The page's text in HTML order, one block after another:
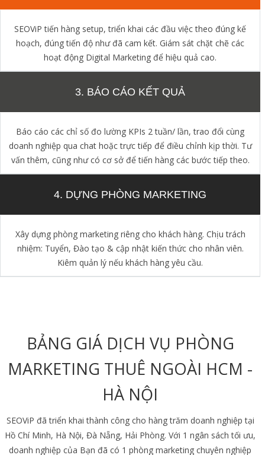
SEOViP tiến hàng setup, triển khai các đầu việc theo đúng kế
hoạch, đúng tiến độ như đã cam kết. Giám sát chặt chẽ các
hoạt động Digital Marketing để hiệu quả cao.
3. BÁO CÁO KẾT QUẢ
Báo cáo các chỉ số đo lường KPIs 2 tuần/ lần, trao đổi cùng
doanh nghiệp qua chat hoặc trực tiếp để điều chỉnh kịp thời. Tư
vấn thêm, cũng như có cơ sở để tiến hàng các bước tiếp theo.
4. DỰNG PHÒNG MARKETING
Xây dựng phòng marketing riêng cho khách hàng. Chịu trách
nhiệm: Tuyển, Đào tạo & cập nhật kiến thức cho nhân viên.
Kiêm quản lý nếu khách hàng yêu cầu.
BẢNG GIÁ DỊCH VỤ PHÒNG
MARKETING THUÊ NGOÀI HCM -
HÀ NỘI
SEOViP đã triển khai thành công cho hàng trăm doanh nghiệp tại
Hồ Chí Minh, Hà Nội, Đà Nẵng, Hải Phòng. Với 1 ngân sách tối ưu,
doanh nghiệp của Bạn đã có 1 phòng marketing chuyên nghiệp